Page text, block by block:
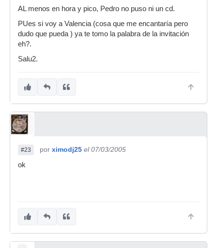
AL menos en hora y pico, Pedro no puso ni un cd.
PUes si voy a Valencia (cosa que me encantaría pero
dudo que pueda ) ya te tomo la palabra de la invitación
eh?.
Salu2.
#23 por ximodj25 el 07/03/2005
ok